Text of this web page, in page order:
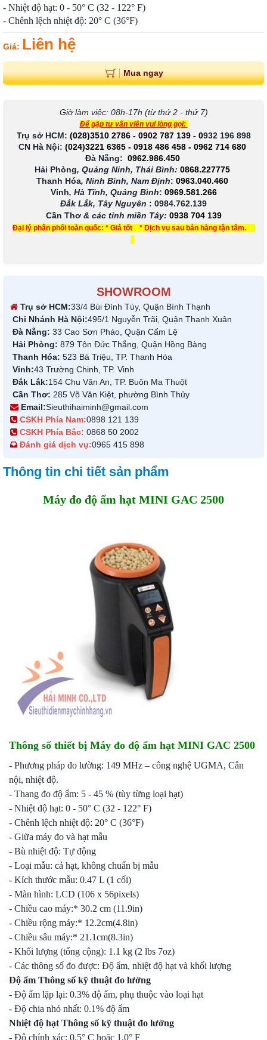
- Nhiệt độ hạt: 0 - 50° C (32 - 122° F)
- Chênh lệch nhiệt độ: 20° C (36°F)
Giá: Liên hệ
Mua ngay
Giờ làm việc: 08h-17h (từ thứ 2 - thứ 7)
Để gặp tư vấn viên vui lòng gọi:
Trụ sở HCM: (028)3510 2786 - 0902 787 139- 0932 196 898
CN Hà Nội: (024)3221 6365 - 0918 486 458 - 0962 714 680
Đà Nẵng: 0962.986.450
Hải Phòng, Quảng Ninh, Thái Bình: 0868.227775
Thanh Hóa, Ninh Bình, Nam Định: 0963.040.460
Vinh, Hà Tĩnh, Quảng Bình: 0969.581.266
Đắk Lắk, Tây Nguyên : 0984.762.139
Cần Thơ & các tỉnh miền Tây: 0938 704 139
Đại lý phân phối toàn quốc: * Giá tốt * Dịch vụ sau bán hàng tận tâm.
SHOWROOM
Trụ sở HCM:33/4 Bùi Đình Túy, Quận Bình Thạnh
Chi Nhánh Hà Nội:495/1 Nguyễn Trãi, Quận Thanh Xuân
Đà Nẵng: 33 Cao Sơn Pháo, Quận Cẩm Lệ
Hải Phòng: 879 Tôn Đức Thắng, Quận Hồng Bàng
Thanh Hóa: 523 Bà Triệu, TP. Thanh Hóa
Vinh:43 Trường Chinh, TP. Vinh
Đắk Lắk:154 Chu Văn An, TP. Buôn Ma Thuột
Cần Thơ: 285 Võ Văn Kiệt, phường Bình Thủy
Email:Sieuthihaiminh@gmail.com
CSKH Phía Nam:0898 121 139
CSKH Phía Bắc: 0868 50 2002
Đánh giá dịch vụ:0965 415 898
Thông tin chi tiết sản phẩm
Máy đo độ ẩm hạt MINI GAC 2500
Thông số thiết bị Máy đo độ ẩm hạt MINI GAC 2500
- Phương pháp đo lường: 149 MHz – công nghệ UGMA, Cân
nội, nhiệt độ.
- Thang đo độ ẩm: 5 - 45 % (tùy từng loại hạt)
- Nhiệt độ hạt: 0 - 50° C (32 - 122° F)
- Chênh lệch nhiệt độ: 20° C (36°F)
- Giữa máy đo và hạt mẫu
- Bù nhiệt độ: Tự động
- Loại mẫu: cả hạt, không chuẩn bị mẫu
- Kích thước mẫu: 0.47 L (1 cối)
- Màn hình: LCD (106 x 56pixels)
- Chiều cao máy:* 30.2 cm (11.9in)
- Chiều rộng máy:* 12.2cm(4.8in)
- Chiều sâu máy:* 21.1cm(8.3in)
- Khối lượng (tổng cộng): 1.1 kg (2 lbs 7oz)
- Các thông số đo được: Độ ẩm, nhiệt độ hạt và khối lượng
Độ ẩm Thông số kỹ thuật đo lường
- Độ ẩm lặp lại: 0.3% độ ẩm, phụ thuộc vào loại hạt
- Độ chia nhỏ nhất: 0.1% độ ẩm
Nhiệt độ hạt Thông số kỹ thuật đo lường
- Độ chính xác: 0.5° C hoặc 1.0° F